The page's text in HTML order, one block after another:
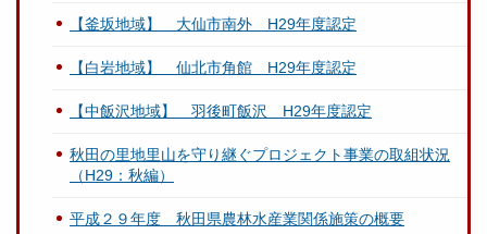
【釜坂地域】 大仙市南外 H29年度認定
【白岩地域】 仙北市角館 H29年度認定
【中飯沢地域】 羽後町飯沢 H29年度認定
秋田の里地里山を守り継ぐプロジェクト事業の取組状況
（H29：秋編）
平成２９年度 秋田県農林水産業関係施策の概要